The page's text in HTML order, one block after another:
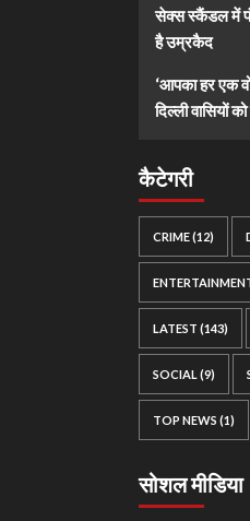
सेक्स स्कैंडल में
है उम्रकैद
‘आपका हर एक
दिल्ली वासियों
कैटेगरी
CRIME(12)
LATEST (143)
SOCIAL (9)
TOP NEWS (1)
सोशल मीडिया